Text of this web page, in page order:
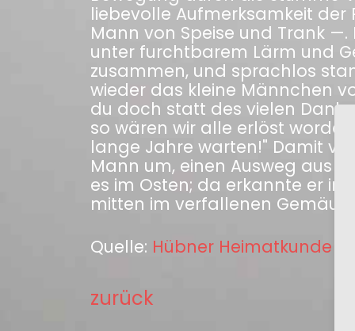
liebevolle Aufmerksamkeit
Mann von Speise und Trank
unter furchtbarem Lärm und
zusammen, und sprachlos
wieder das kleine Männchen
du doch statt des vielen
so wären wir alle erlöst
lange Jahre warten!" Damit
Mann um, einen Ausweg aus
es im Osten; da erkannte er
mitten im verfallenen
Quelle: Hübner Heimatkunde
zurück